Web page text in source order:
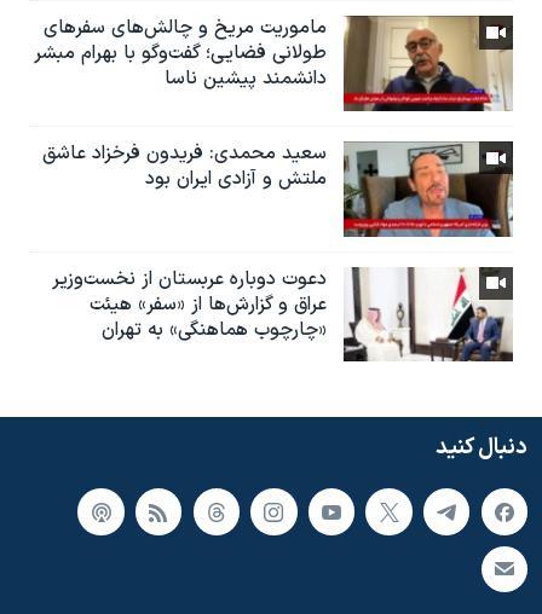
ماموریت مریخ و چالش‌های سفرهای
طولانی فضایی؛ گفت‌وگو با بهرام مبشر
دانشمند پیشین ناسا
سعید محمدی: فریدون فرخزاد عاشق
ملتش و آزادی ایران بود
دعوت دوباره عربستان از نخست‌وزیر
عراق و گزارش‌ها از «سفر» هیئت
«چارچوب هماهنگی» به تهران
دنبال کنید